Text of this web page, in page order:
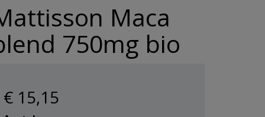
Maca
750mg bio
€ 15,15